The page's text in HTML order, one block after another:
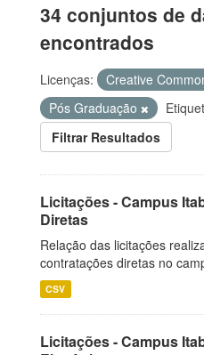
34 conjuntos de
encontrados
Licenças: Creative
Pós Graduação
Filtrar Resultados
Licitações - Campus
Diretas
Relação das licitações
contratações diretas no
CSV
Licitações - Campus